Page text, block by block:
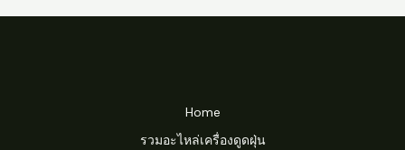
Home
รวมอะไหล่เครื่องดูดฝุ่น